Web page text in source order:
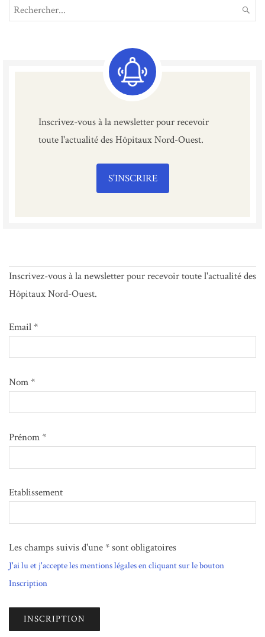
Search
for:
Inscrivez-vous à la newsletter pour recevoir
toute l'actualité des Hôpitaux Nord-Ouest.
S'INSCRIRE
Inscrivez-vous à la newsletter pour recevoir toute l'actualité des
Hôpitaux Nord-Ouest.
Email *
Nom *
Prénom *
Etablissement
Les champs suivis d'une * sont obligatoires
J'ai lu et j'accepte les mentions légales en cliquant sur le bouton
Inscription